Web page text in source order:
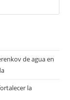
de agua en
la